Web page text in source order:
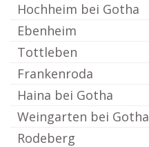
Hochheim bei Gotha
Ebenheim
Tottleben
Frankenroda
Haina bei Gotha
Weingarten bei Gotha
Rodeberg